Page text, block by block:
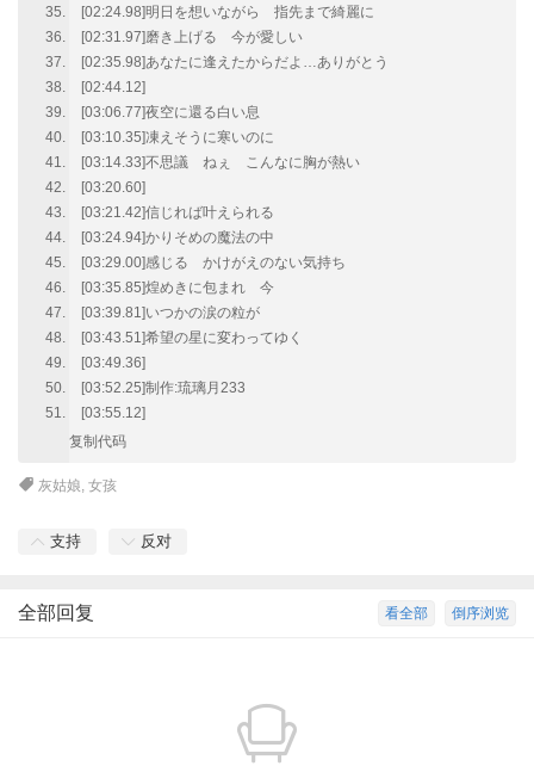
[02:24.98]明日を想いながら 指先まで綺麗に
[02:31.97]磨き上げる 今が愛しい
[02:35.98]あなたに逢えたからだよ…ありがとう
[02:44.12]
[03:06.77]夜空に還る白い息
[03:10.35]凍えそうに寒いのに
[03:14.33]不思議 ねぇ こんなに胸が熱い
[03:20.60]
[03:21.42]信じれば叶えられる
[03:24.94]かりそめの魔法の中
[03:29.00]感じる かけがえのない気持ち
[03:35.85]煌めきに包まれ 今
[03:39.81]いつかの涙の粒が
[03:43.51]希望の星に変わってゆく
[03:49.36]
[03:52.25]制作:琉璃月233
[03:55.12]
复制代码
灰姑娘,女孩
支持 反对
倒序浏览
看全部
全部回复